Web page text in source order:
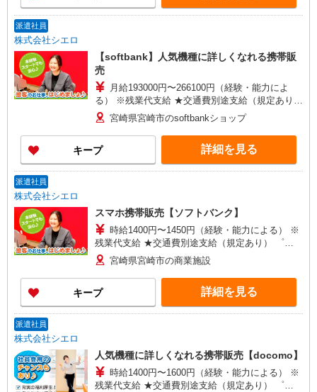
派遣社員
株式会社シエロ
【softbank】人気機種に詳しくなれる携帯販
売
月給193000円〜266100円（経験・能力によ
る） ※残業代支給 ★交通費別途支給（規定あり）
゜+゜・。○。・゜+゜・。○。・゜+゜ 入社祝い金
10万円支給(規定有) お友達を紹介頂くと, インセン
ティブ支給(規定有) ゜・。○。・゜+゜・。
○。・゜+゜
宮崎県宮崎市のsoftbankショップ
キープ 詳細を見る
派遣社員
株式会社シエロ
スマホ携帯販売【ソフトバンク】
時給1400円〜1450円（経験・能力による） ※
残業代支給 ★交通費別途支給（規定あり） ゜
+゜・。○。・゜+゜・。○。・゜+゜ 入社祝い金10
万円支給(規定有) お友達を紹介頂くと, インセンテ
ィブ支給(規定有) ★月2回払い・週払い可能（規程
有）★ ゜・。○。・゜+゜・。○。・゜+゜
宮崎県宮崎市の商業施設
キープ 詳細を見る
派遣社員
株式会社シエロ
人気機種に詳しくなれる携帯販売【docomo】
時給1400円〜1600円（経験・能力による） ※
残業代支給 ★交通費別途支給（規定あり） ゜